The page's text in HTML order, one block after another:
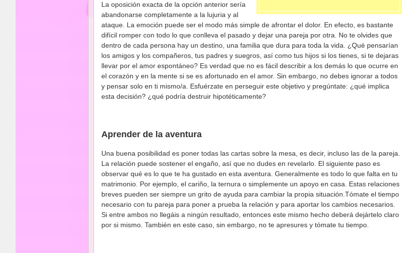
La oposición exacta de la opción anterior sería
abandonarse completamente a la lujuria y al
ataque. La emoción puede ser el modo más simple de afrontar el dolor. En efecto, es bastante
difícil romper con todo lo que conlleva el pasado y dejar una pareja por otra. No te olvides que
dentro de cada persona hay un destino, una familia que dura para toda la vida. ¿Qué pensarían
los amigos y los compañeros, tus padres y suegros, así como tus hijos si los tienes, si te dejaras
llevar por el amor espontáneo? Es verdad que no es fácil describir a los demás lo que ocurre en
el corazón y en la mente si se es afortunado en el amor. Sin embargo, no debes ignorar a todos
y pensar solo en ti mismo/a. Esfuérzate en perseguir este objetivo y pregúntate: ¿qué implica
esta decisión? ¿qué podría destruir hipotéticamente?
Aprender de la aventura
Una buena posibilidad es poner todas las cartas sobre la mesa, es decir, incluso las de la pareja.
La relación puede sostener el engaño, así que no dudes en revelarlo. El siguiente paso es
observar qué es lo que te ha gustado en esta aventura. Generalmente es todo lo que falta en tu
matrimonio. Por ejemplo, el cariño, la ternura o simplemente un apoyo en casa. Estas relaciones
breves pueden ser siempre un grito de ayuda para cambiar la propia situación.Tómate el tiempo
necesario con tu pareja para poner a prueba la relación y para aportar los cambios necesarios.
Si entre ambos no llegáis a ningún resultado, entonces este mismo hecho deberá dejártelo claro
por si mismo. También en este caso, sin embargo, no te apresures y tómate tu tiempo.